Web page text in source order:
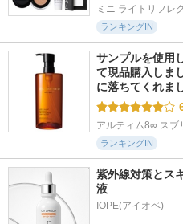
ミニ ライトリフレ
ランキングIN
サンプルを使用
て現品購入しま
に落ちてくれま
アルティム8∞ スブ
ランキングIN
紫外線対策とス
液